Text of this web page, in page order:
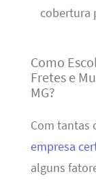
cobertura
Como
Fretes e
MG?
Com tantas
empresa
alguns